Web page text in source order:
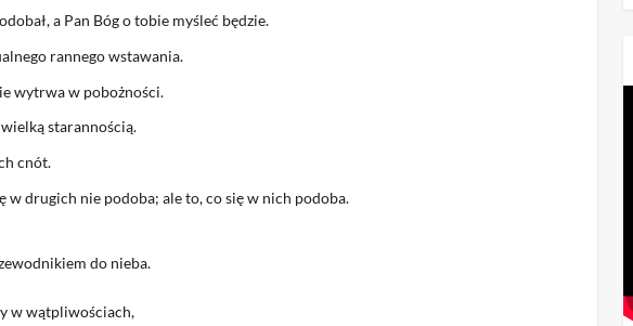
a Pan Bóg o tobie myśleć będzie.
rannego wstawania.
wytrwa w pobożności.
starannością.
cnót.
w drugich nie podoba; ale to, co się w nich podoba.
do nieba.
w wątpliwościach,